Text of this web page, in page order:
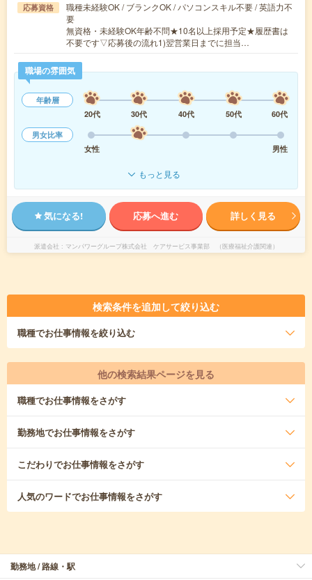
応募資格
職種未経験OK / ブランクOK / パソコンスキル不要 / 英語力不
要
無資格・未経験OK年齢不問★10名以上採用予定★履歴書は
不要です▽応募後の流れ1)翌営業日までに担当…
職場の雰囲気
年齢層
20代
30代 40代 50代
60代
男女比率
女性
男性
もっと見る
気になる! 応募へ進む 詳しく見る
派遣会社 マンパワーグループ株式会社 ケアサービス事業部 （医療福祉介護関連）
検索条件を追加して絞り込む
職種でお仕事情報を絞り込む
他の検索結果ページを見る
職種でお仕事情報をさがす
勤務地でお仕事情報をさがす
こだわりでお仕事情報をさがす
人気のワードでお仕事情報をさがす
勤務地 / 路線・駅